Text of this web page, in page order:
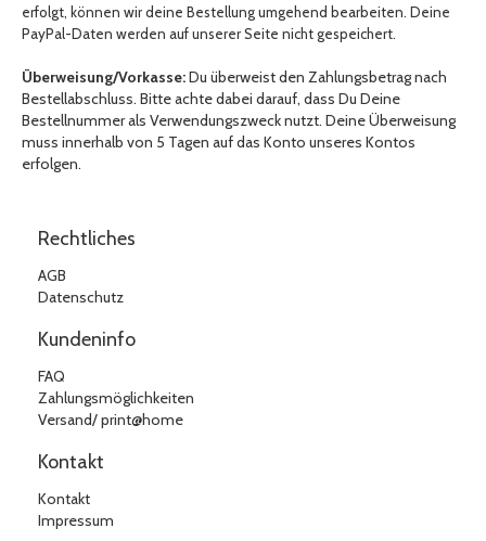
erfolgt, können wir deine Bestellung umgehend bearbeiten. Deine
PayPal-Daten werden auf unserer Seite nicht gespeichert.
Überweisung/Vorkasse:Du überweist den Zahlungsbetrag nach
Bestellabschluss. Bitte achte dabei darauf, dass Du Deine
Bestellnummer als Verwendungszweck nutzt. Deine Überweisung
muss innerhalb von 5 Tagen auf das Konto unseres Kontos
erfolgen.
Rechtliches
AGB
Datenschutz
Kundeninfo
FAQ
Zahlungsmöglichkeiten
Versand/ print@home
Kontakt
Kontakt
Impressum